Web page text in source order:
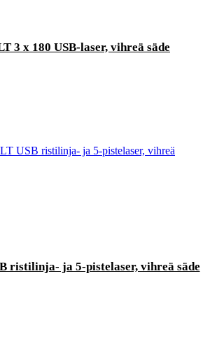
3 x 180 USB-laser, vihreä säde
ristilinja- ja 5-pistelaser, vihreä säde